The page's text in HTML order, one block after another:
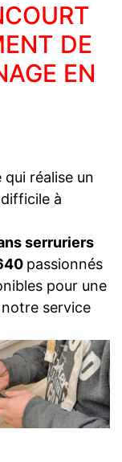
DE
EN
réalise un
à
serruriers
passionnés
pour une
service